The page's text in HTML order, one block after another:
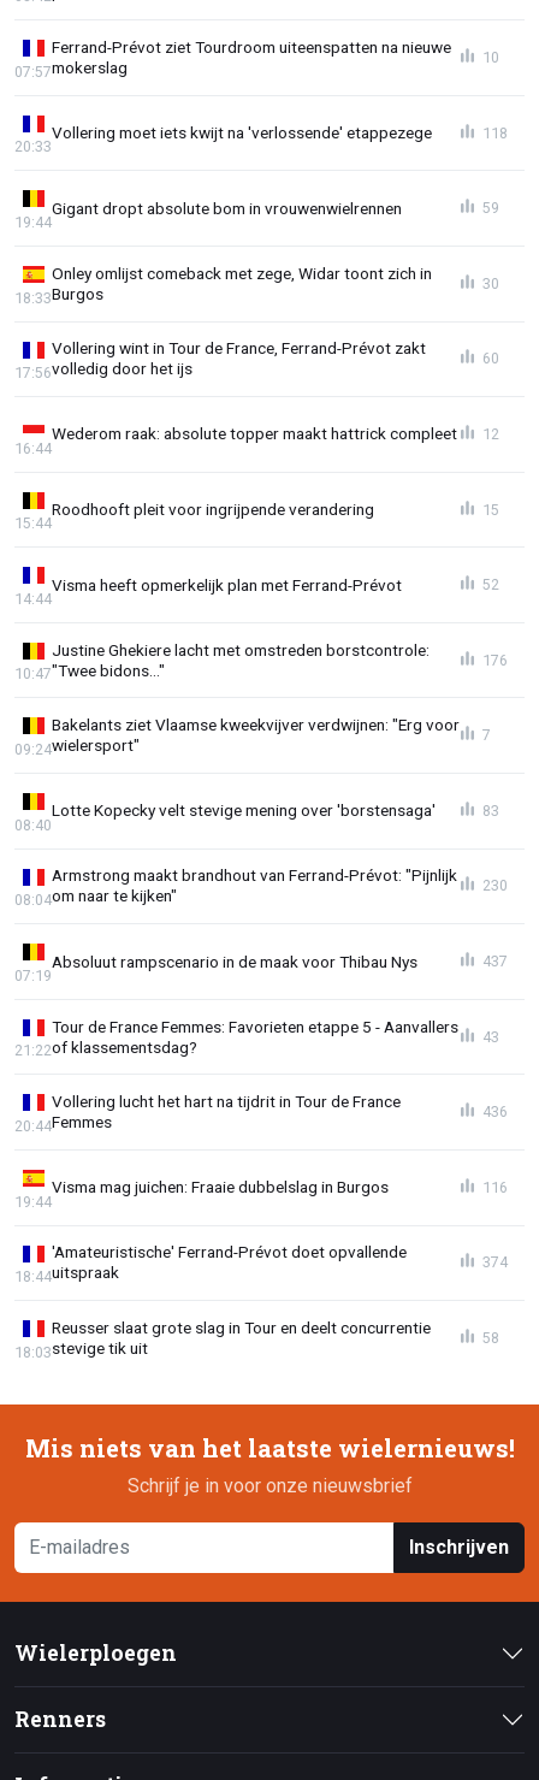
Ferrand-Prévot ziet Tourdroom uiteenspatten na nieuwe
mokerslag
07:57
10
Vollering moet iets kwijt na 'verlossende' etappezege
20:33
118
Gigant dropt absolute bom in vrouwenwielrennen
19:44
59
Onley omlijst comeback met zege, Widar toont zich in
Burgos
18:33
30
Vollering wint in Tour de France, Ferrand-Prévot zakt
volledig door het ijs
17:56
60
Wederom raak: absolute topper maakt hattrick compleet
16:44
12
Roodhooft pleit voor ingrijpende verandering
15:44
15
Visma heeft opmerkelijk plan met Ferrand-Prévot
14:44
52
Justine Ghekiere lacht met omstreden borstcontrole:
"Twee bidons..."
10:47
176
Bakelants ziet Vlaamse kweekvijver verdwijnen: "Erg voor
wielersport"
09:24
7
Lotte Kopecky velt stevige mening over 'borstensaga'
08:40
83
Armstrong maakt brandhout van Ferrand-Prévot: "Pijnlijk
om naar te kijken"
08:04
230
Absoluut rampscenario in de maak voor Thibau Nys
07:19
437
Tour de France Femmes: Favorieten etappe 5 - Aanvallers
of klassementsdag?
21:22
43
Vollering lucht het hart na tijdrit in Tour de France
Femmes
20:44
436
Visma mag juichen: Fraaie dubbelslag in Burgos
19:44
116
'Amateuristische' Ferrand-Prévot doet opvallende
uitspraak
18:44
374
Reusser slaat grote slag in Tour en deelt concurrentie
stevige tik uit
18:03
58
Mis niets van het laatste wielernieuws!
Schrijf je in voor onze nieuwsbrief
Inschrijven
Wielerploegen
Renners